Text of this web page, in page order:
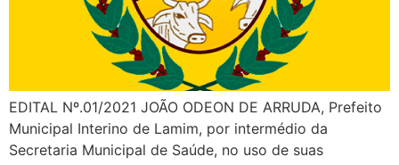
EDITAL Nº.01/2021 JOÃO ODEON DE ARRUDA, Prefeito
Municipal Interino de Lamim, por intermédio da
Secretaria Municipal de Saúde, no uso de suas